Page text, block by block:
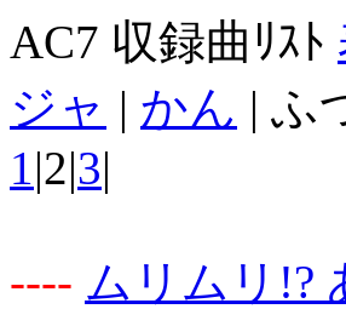
AC7 収録曲ﾘｽﾄ
ジャ | かん | ふ
1|2|3|
---- ムリムリ!?